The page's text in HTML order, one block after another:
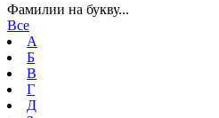
Фамилии на букву...
Все
А
Б
В
Г
Д